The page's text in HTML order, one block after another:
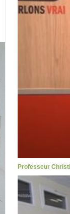
Professeur